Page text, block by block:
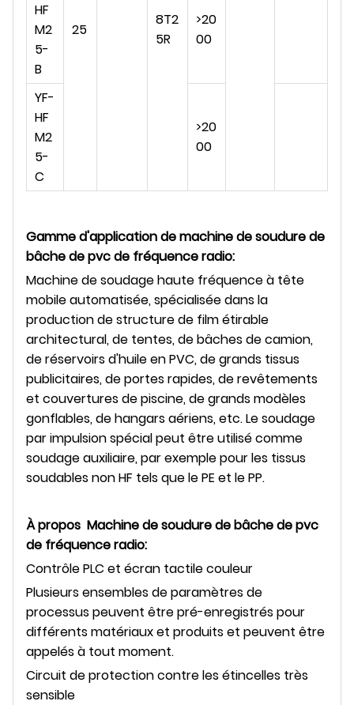
25
8T2
5R
HF
M2
5-
B
>20
00
YF-
HF
M2
5-
C
>20
00
Gamme d'application de machine de soudure de
bâche de pvc de fréquence radio:
Machine de soudage haute fréquence à tête
mobile automatisée, spécialisée dans la
production de structure de film étirable
architectural, de tentes, de bâches de camion,
de réservoirs d'huile en PVC, de grands tissus
publicitaires, de portes rapides, de revêtements
et couvertures de piscine, de grands modèles
gonflables, de hangars aériens, etc. Le soudage
par impulsion spécial peut être utilisé comme
soudage auxiliaire, par exemple pour les tissus
soudables non HF tels que le PE et le PP.
À propos Machine de soudure de bâche de pvc
de fréquence radio:
Contrôle PLC et écran tactile couleur
Plusieurs ensembles de paramètres de
processus peuvent être pré-enregistrés pour
différents matériaux et produits et peuvent être
appelés à tout moment.
Circuit de protection contre les étincelles très
sensible